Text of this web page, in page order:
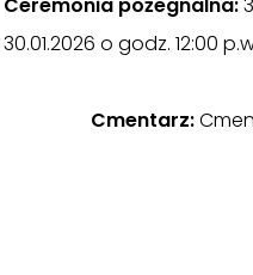
30.01.2026 o godz. 12:00
Cmentarz: